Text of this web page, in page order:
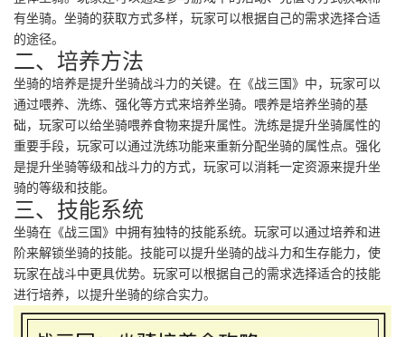
有坐骑。坐骑的获取方式多样，玩家可以根据自己的需求选择合适
的途径。
二、培养方法
坐骑的培养是提升坐骑战斗力的关键。在《战三国》中，玩家可以
通过喂养、洗练、强化等方式来培养坐骑。喂养是培养坐骑的基
础，玩家可以给坐骑喂养食物来提升属性。洗练是提升坐骑属性的
重要手段，玩家可以通过洗练功能来重新分配坐骑的属性点。强化
是提升坐骑等级和战斗力的方式，玩家可以消耗一定资源来提升坐
骑的等级和技能。
三、技能系统
坐骑在《战三国》中拥有独特的技能系统。玩家可以通过培养和进
阶来解锁坐骑的技能。技能可以提升坐骑的战斗力和生存能力，使
玩家在战斗中更具优势。玩家可以根据自己的需求选择适合的技能
进行培养，以提升坐骑的综合实力。